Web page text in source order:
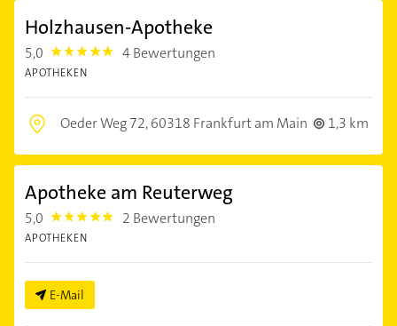
Holzhausen-Apotheke
5,0 5.0 4 Bewertungen
APOTHEKEN
Oeder Weg 72,60318 Frankfurt am Main 1,3 km
Apotheke am Reuterweg
5,0 5.0 2 Bewertungen
APOTHEKEN
E-Mail